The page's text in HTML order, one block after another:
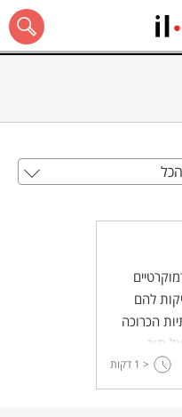
הכל
להם
הכרוכה
תוך
שיטה
< 1 דקות